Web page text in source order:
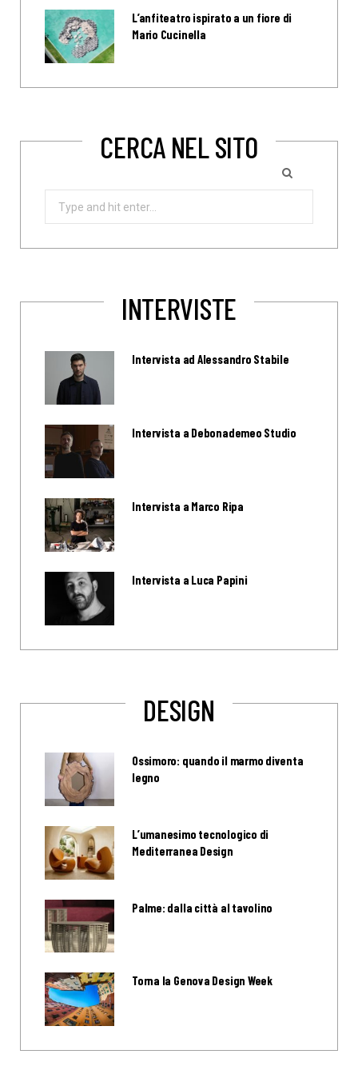
L’anfiteatro ispirato a un fiore di
Mario Cucinella
CERCA NEL SITO
INTERVISTE
Intervista ad Alessandro Stabile
Intervista a Debonademeo Studio
Intervista a Marco Ripa
Intervista a Luca Papini
DESIGN
Ossimoro: quando il marmo diventa
legno
L’umanesimo tecnologico di
Mediterranea Design
Palme: dalla città al tavolino
Torna la Genova Design Week